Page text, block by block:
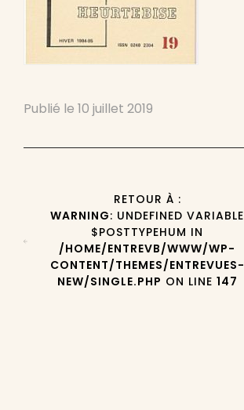
Publié le 10 juillet 2019
RETOUR À :
WARNING: UNDEFINED VARIABLE
$POSTTYPEHUM IN
/HOME/ENTREVB/WWW/WP-
CONTENT/THEMES/ENTREVUES-
NEW/SINGLE.PHP ON LINE 147